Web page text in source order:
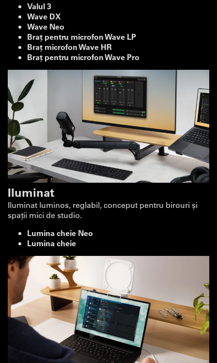
Valul 3
Wave DX
Wave Neo
Braț pentru microfon Wave LP
Braț microfon Wave HR
Braț pentru microfon Wave Pro
Iluminat
Iluminat luminos, reglabil, conceput pentru birouri și
spații mici de studio.
Lumina cheie Neo
Lumina cheie